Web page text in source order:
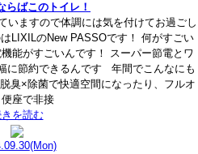
らばこのトイレ！
いますので体調には気を付けてお過ごし
LIXILのNew PASSOです！ 何がすごい
能がすごいんです！ スーパー節電とワ
に節約できるんです 年間でこんなにも
臭×除菌で快適空間になったり、フルオ
座で非接
を読む
(Mon)